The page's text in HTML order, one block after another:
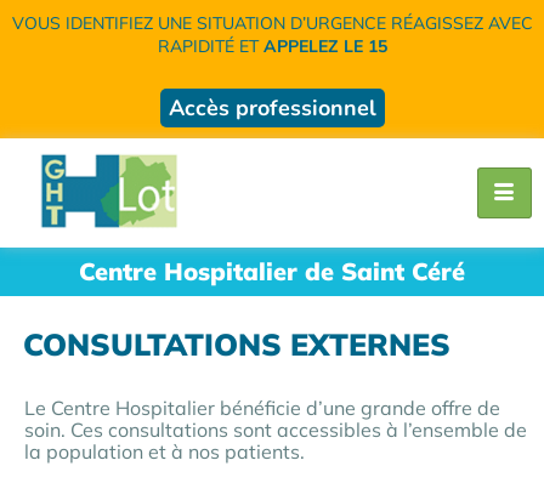
VOUS IDENTIFIEZ UNE SITUATION D’URGENCE RÉAGISSEZ AVEC
RAPIDITÉ ETAPPELEZ LE 15
Accès professionnel
Centre Hospitalier de Saint Céré
CONSULTATIONS EXTERNES
Le Centre Hospitalier bénéficie d’une grande offre de
soin. Ces consultations sont accessibles à l’ensemble de
la population et à nos patients.